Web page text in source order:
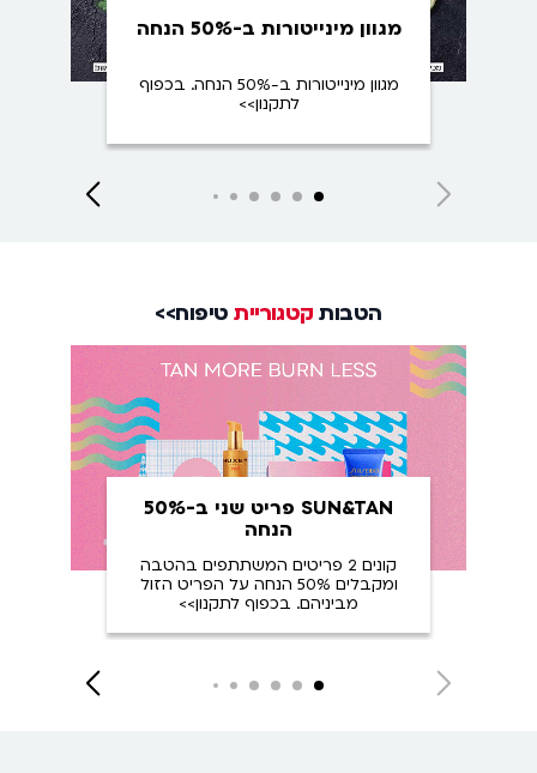
מגוון מינייטורות ב-50% הנחה
מגוון מינייטורות ב-50% הנחה. בכפוף
לתקנון>>
Close
Next
Next
Next
Next
Next
הטבות קטגוריית טיפוח>>
SUN&TAN פריט שני ב-50%
הנחה
קונים 2 פריטים המשתתפים בהטבה
ומקבלים 50% הנחה על הפריט הזול
מביניהם. בכפוף לתקנון>>
Close
Next
Next
Next
Next
Next